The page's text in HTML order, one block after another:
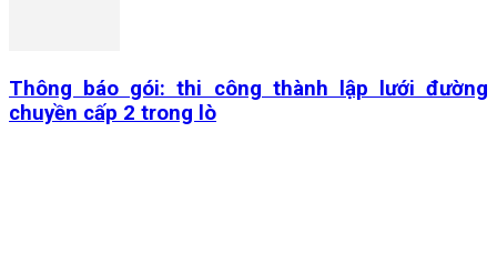
Thông báo gói: thi công thành lập lưới đường
chuyền cấp 2 trong lò